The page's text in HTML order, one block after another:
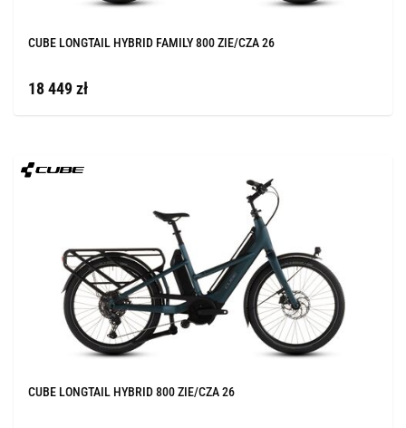
CUBE LONGTAIL HYBRID FAMILY 800 ZIE/CZA 26
18 449 zł
CUBE LONGTAIL HYBRID 800 ZIE/CZA 26